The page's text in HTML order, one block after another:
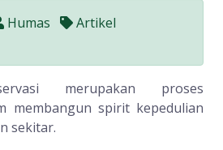
Humas
Artikel
merupakan proses
membangun spirit kepedulian
sekitar.